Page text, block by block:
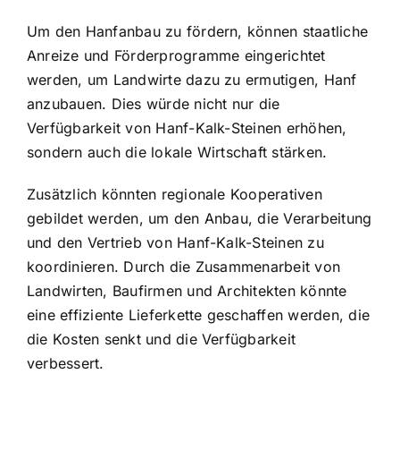
Um den Hanfanbau zu fördern, können staatliche
Anreize und Förderprogramme eingerichtet
werden, um Landwirte dazu zu ermutigen, Hanf
anzubauen. Dies würde nicht nur die
Verfügbarkeit von Hanf-Kalk-Steinen erhöhen,
sondern auch die lokale Wirtschaft stärken.
Zusätzlich könnten regionale Kooperativen
gebildet werden, um den Anbau, die Verarbeitung
und den Vertrieb von Hanf-Kalk-Steinen zu
koordinieren. Durch die Zusammenarbeit von
Landwirten, Baufirmen und Architekten könnte
eine effiziente Lieferkette geschaffen werden, die
die Kosten senkt und die Verfügbarkeit
verbessert.